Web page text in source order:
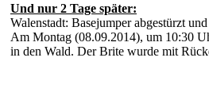
Und nur 2 Tage später:
Walenstadt: Basejumper abgestürzt
Am Montag (08.09.2014), um 10:30
in den Wald. Der Brite wurde mit